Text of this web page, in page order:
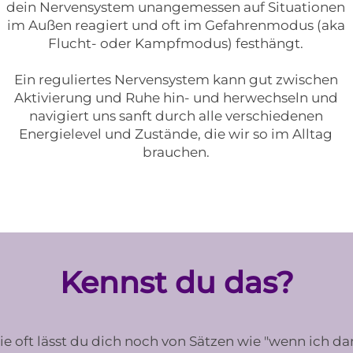
dein Nervensystem unangemessen auf Situationen
im Außen reagiert und oft im Gefahrenmodus (aka
Flucht- oder Kampfmodus) festhängt.
Ein reguliertes Nervensystem kann gut zwischen
Aktivierung und Ruhe hin- und herwechseln und
navigiert uns sanft durch alle verschiedenen
Energielevel und Zustände, die wir so im Alltag
brauchen.
Kennst du das?
oft lässt du dich noch von Sätzen wie "wenn ich